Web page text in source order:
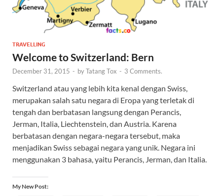
TRAVELLING
Welcome to Switzerland: Bern
December 31, 2015 - byTatang Tox - 3 Comments.
Switzerland atau yang lebih kita kenal dengan Swiss,
merupakan salah satu negara di Eropa yang terletak di
tengah dan berbatasan langsung dengan Perancis,
Jerman, Italia, Liechtenstein, dan Austria. Karena
berbatasan dengan negara-negara tersebut, maka
menjadikan Swiss sebagai negara yang unik. Negara ini
menggunakan 3 bahasa, yaitu Perancis, Jerman, dan Italia.
My New Post: